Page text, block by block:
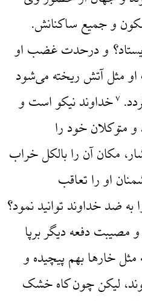
و جمیع ساکنانش.
و درحدت غضب او
مثل آتش ریخته می‌شود
۷خداوند نیکو است و
متوکلان خود را
مکان آن را بالکل خراب
او را تعاقب
به ضد خداوند توانید نمود؟
مصیبت دفعه دیگر برپا
مثل خارها بهم پیچیده و
لیکن چون کاه خشک